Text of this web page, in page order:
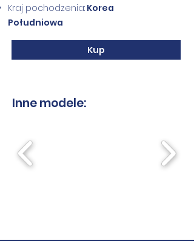
Kraj pochodzenia: Korea
Południowa
Kup
Inne modele: